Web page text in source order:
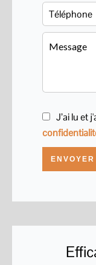
J’ai lu et
ENVOYER